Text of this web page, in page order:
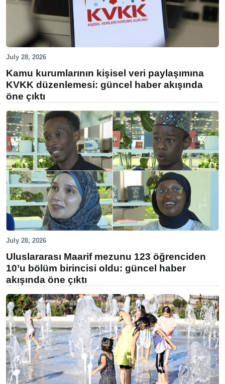
July 28, 2026
Kamu kurumlarının kişisel veri paylaşımına
KVKK düzenlemesi: güncel haber akışında
öne çıktı
July 28, 2026
Uluslararası Maarif mezunu 123 öğrenciden
10’u bölüm birincisi oldu: güncel haber
akışında öne çıktı